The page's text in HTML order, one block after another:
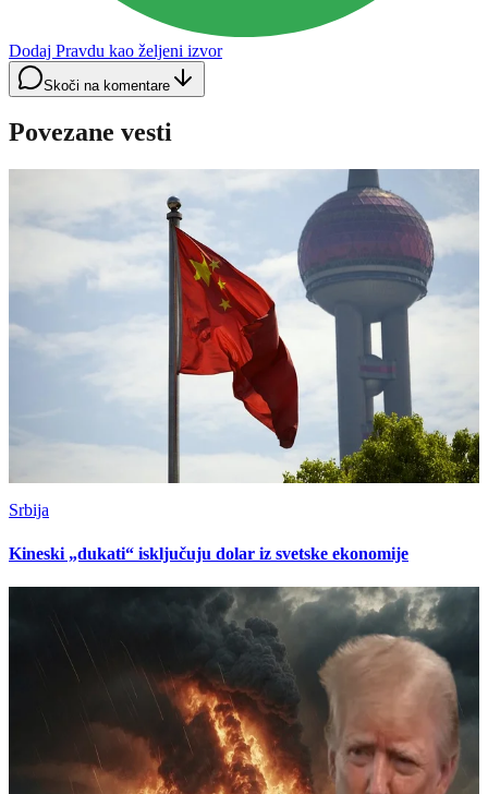
Dodaj Pravdu kao željeni izvor
Skoči na komentare
Povezane vesti
Srbija
Kineski „dukati“ isključuju dolar iz svetske ekonomije